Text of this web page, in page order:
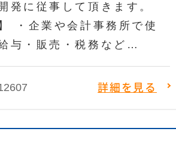
発に従事して頂きます。
・企業や会計事務所で使
与・販売・税務など…
詳細を見る